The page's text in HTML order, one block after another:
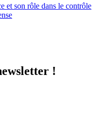
et son rôle dans le contrôle
!